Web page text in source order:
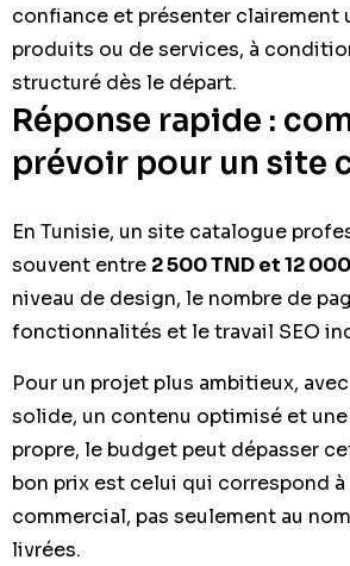
confiance et présenter clairement
produits ou de services, à
structuré dès le départ.
Réponse rapide :
prévoir pour un site
En Tunisie, un site catalogue
souvent entre 2 500 TND et 12
niveau de design, le nombre de
fonctionnalités et le travail SEO
Pour un projet plus ambitieux,
solide, un contenu optimisé et
propre, le budget peut dépasser
bon prix est celui qui correspond
commercial, pas seulement au
livrées.